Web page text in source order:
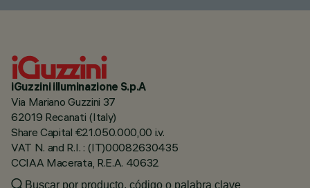
iGuzzini illuminazione S.p.A
Via Mariano Guzzini 37
62019 Recanati (Italy)
Share Capital €21.050.000,00 i.v.
VAT N. and R.I. : (IT)00082630435
CCIAA Macerata, R.E.A. 40632